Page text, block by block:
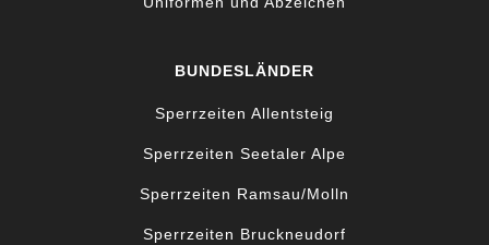
BUNDESLÄNDER
Sperrzeiten Allentsteig
Sperrzeiten Seetaler Alpe
Sperrzeiten Ramsau/Molln
Sperrzeiten Bruckneudorf